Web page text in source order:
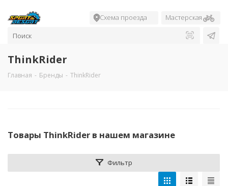
Схема проезда Мастерская
ThinkRider
Главная - Бренды - ThinkRider
Товары ThinkRider в нашем магазине
Фильтр